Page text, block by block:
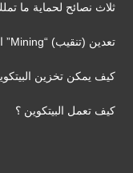
ثلاث نصائح لحماية ما
تعدين (تنقيب) “Mining” البيتكوين
كيف يمكن تخزين
كيف تعمل البيتكوين ؟